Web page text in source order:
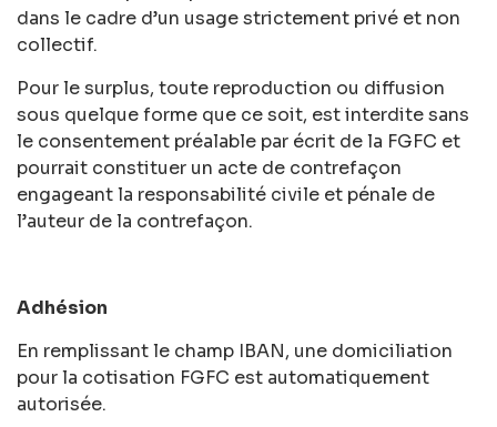
dans le cadre d’un usage strictement privé et non
collectif.
Pour le surplus, toute reproduction ou diffusion
sous quelque forme que ce soit, est interdite sans
le consentement préalable par écrit de la FGFC et
pourrait constituer un acte de contrefaçon
engageant la responsabilité civile et pénale de
l’auteur de la contrefaçon.
Adhésion
En remplissant le champ IBAN, une domiciliation
pour la cotisation FGFC est automatiquement
autorisée.